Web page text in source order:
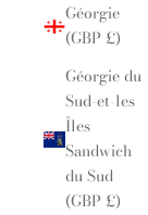
Géorgie
(GBP £)
Géorgie du
Sud-et-les
Îles
Sandwich
du Sud
(GBP £)